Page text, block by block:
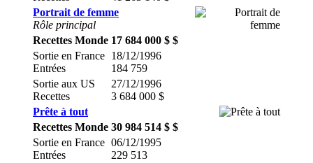
Portrait de femme
Rôle principal
Recettes Monde 17 684 000 $ $
Sortie en France
Entrées
18/12/1996
184 759
Sortie aux US
Recettes
27/12/1996
3 684 000 $
Prête à tout
Recettes Monde 30 984 514 $ $
Sortie en France
Entrées
06/12/1995
229 513